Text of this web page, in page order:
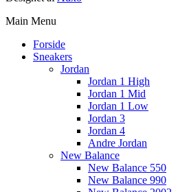
Main Menu
Forside
Sneakers
Jordan
Jordan 1 High
Jordan 1 Mid
Jordan 1 Low
Jordan 3
Jordan 4
Andre Jordan
New Balance
New Balance 550
New Balance 990